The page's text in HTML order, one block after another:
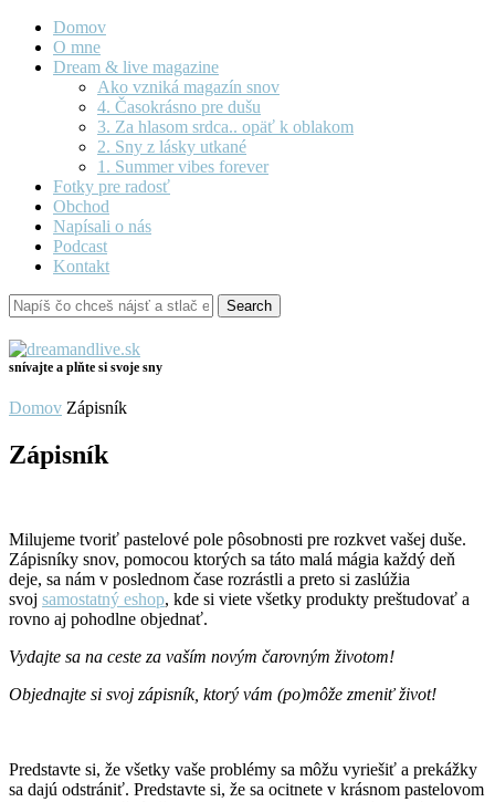
Domov
O mne
Dream & live magazine
Ako vzniká magazín snov
4. Časokrásno pre dušu
3. Za hlasom srdca.. opäť k oblakom
2. Sny z lásky utkané
1. Summer vibes forever
Fotky pre radosť
Obchod
Napísali o nás
Podcast
Kontakt
snívajte a plňte si svoje sny
Domov Zápisník
Zápisník
Milujeme tvoriť pastelové pole pôsobnosti pre rozkvet vašej duše.
Zápisníky snov, pomocou ktorých sa táto malá mágia každý deň
deje, sa nám v poslednom čase rozrástli a preto si zaslúžia
svoj samostatný eshop, kde si viete všetky produkty preštudovať a
rovno aj pohodlne objednať.
Vydajte sa na ceste za vaším novým čarovným životom!
Objednajte si svoj zápisník, ktorý vám (po)môže zmeniť život!
Predstavte si, že všetky vaše problémy sa môžu vyriešiť a prekážky
sa dajú odstrániť. Predstavte si, že sa ocitnete v krásnom pastelovom